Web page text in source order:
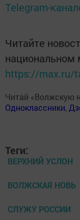
Telegram-
Читайте
https://max.ru/
Читай «Волжскую
Одноклассники,
Теги:
ВЕРХНИЙ УСЛОН
ВОЛЖСКАЯ НОВЬ
СЛУЖУ РОССИИ